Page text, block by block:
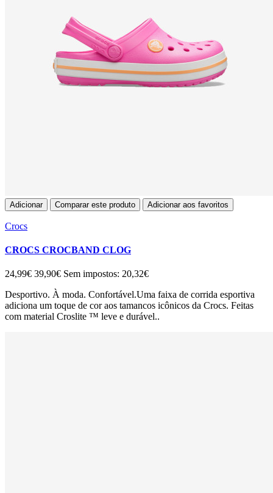
Adicionar Comparar este produto Adicionar aos favoritos
Crocs
CROCS CROCBAND CLOG
24,99€ 39,90€ Sem impostos: 20,32€
Desportivo. À moda. Confortável.Uma faixa de corrida esportiva
adiciona um toque de cor aos tamancos icônicos da Crocs. Feitas
com material Croslite ™ leve e durável..